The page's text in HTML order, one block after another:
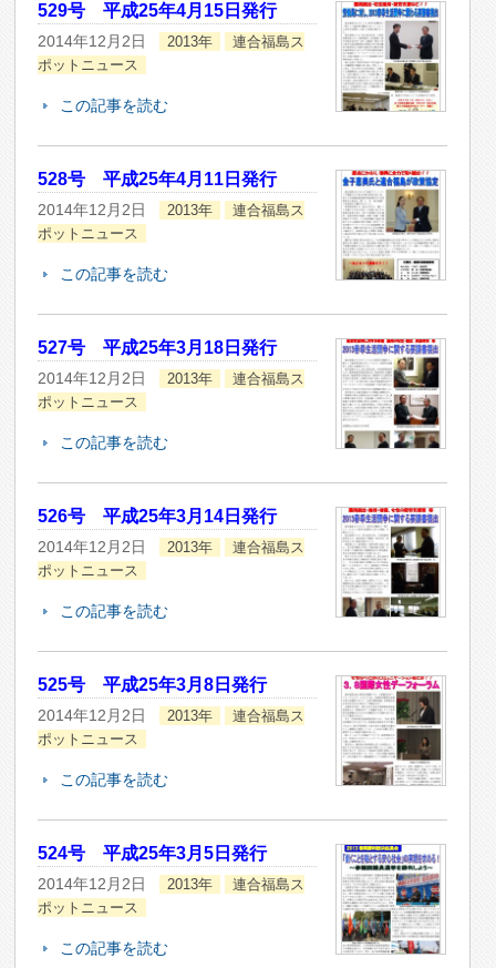
529号 平成25年4月15日発行
2014年12月2日 2013年
連合福島ス
ポットニュース
この記事を読む
528号 平成25年4月11日発行
2014年12月2日 2013年
連合福島ス
ポットニュース
この記事を読む
527号 平成25年3月18日発行
2014年12月2日 2013年
連合福島ス
ポットニュース
この記事を読む
526号 平成25年3月14日発行
2014年12月2日 2013年
連合福島ス
ポットニュース
この記事を読む
525号 平成25年3月8日発行
2014年12月2日 2013年
連合福島ス
ポットニュース
この記事を読む
524号 平成25年3月5日発行
2014年12月2日 2013年
連合福島ス
ポットニュース
この記事を読む